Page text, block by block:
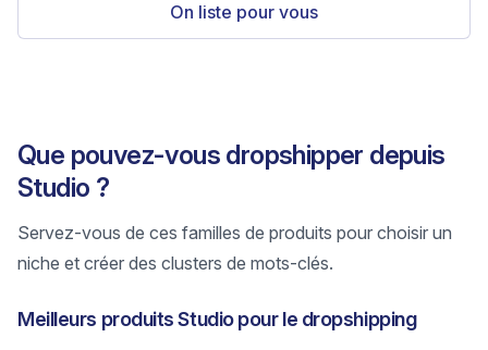
On liste pour vous
Que pouvez-vous dropshipper depuis
Studio ?
Servez-vous de ces familles de produits pour choisir un
niche et créer des clusters de mots-clés.
Meilleurs produits Studio pour le dropshipping